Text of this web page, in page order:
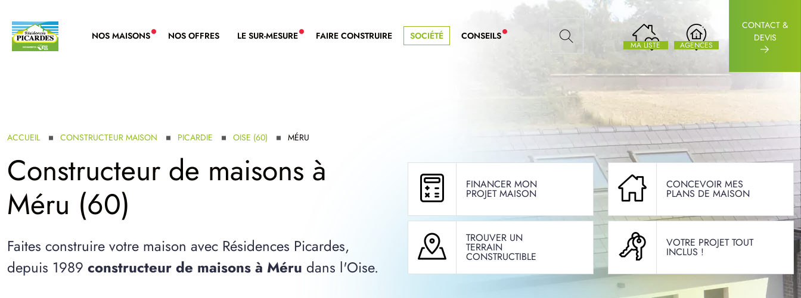
NOS MAISONS NOUVELLE GAMME
NOS OFFRES LE SUR-MESURE NOUVEAU SERVICE BDL EXTENSION
FAIRE CONSTRUIRE SOCIÉTÉ CONSEILS NOUVEAUX ARTICLES
MA LISTE AGENCES
CONTACT &
DEVIS
ACCUEIL CONSTRUCTEUR MAISON PICARDIE OISE (60) MÉRU
Constructeur de maisons à
Méru (60)
Faites construire votre maison avec Résidences Picardes,
depuis 1989 constructeur de maisons à Méru dans l'Oise.
FINANCER MON
PROJET MAISON
TROUVER UN
TERRAIN
CONSTRUCTIBLE
CONCEVOIR MES
PLANS DE MAISON
VOTRE PROJET TOUT
INCLUS !